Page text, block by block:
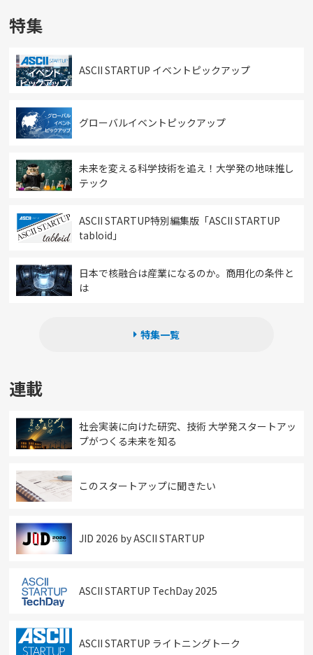
特集
ASCII STARTUP イベントピックアップ
グローバルイベントピックアップ
未来を変える科学技術を追え！大学発の地味推し
テック
ASCII STARTUP特別編集版「ASCII STARTUP
tabloid」
日本で核融合は産業になるのか。商用化の条件と
は
特集一覧
連載
社会実装に向けた研究、技術 大学発スタートアッ
プがつくる未来を知る
このスタートアップに聞きたい
JID 2026 by ASCII STARTUP
ASCII STARTUP TechDay 2025
ASCII STARTUP ライトニングトーク